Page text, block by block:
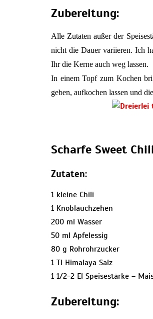
Zubereitung:
Alle Zutaten außer der
nicht die Dauer variieren. Ich
Ihr die Kerne auch weg lassen.
In einem Topf zum Kochen
geben, aufkochen lassen und
Scharfe Sweet
Zutaten:
1 kleine Chili
1 Knoblauchzehen
200 ml Wasser
50 ml Apfelessig
80 g Rohrohrzucker
1 Tl Himalaya Salz
1 1/2-2 El Speisestärke –
Zubereitung: